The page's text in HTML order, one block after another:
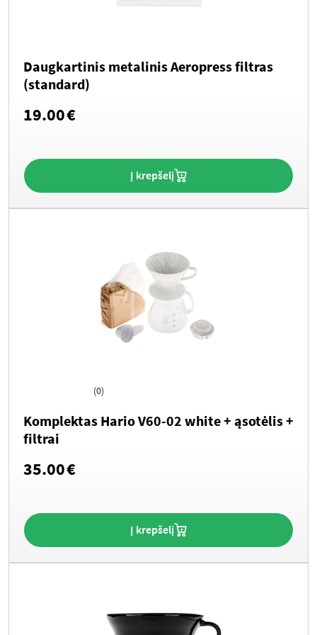
Daugkartinis metalinis Aeropress filtras
(standard)
19.00€
Į krepšelį
(0)
Komplektas Hario V60-02 white + ąsotėlis +
filtrai
35.00€
Į krepšelį